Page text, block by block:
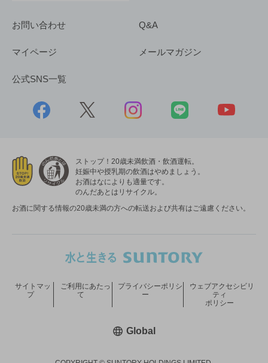
お問い合わせ Q&A
マイページ メールマガジン
公式SNS一覧
ストップ！20歳未満飲酒・飲酒運転。
妊娠中や授乳期の飲酒はやめましょう。
お酒はなによりも適量です。
のんだあとはリサイクル。
お酒に関する情報の20歳未満の方への転送および共有はご遠慮ください。
サイトマッ
プ
ご利用にあたっ
て
プライバシーポリシ
ー
ウェブアクセシビリ
ティ
ポリシー
Global新しいウィンドウで開く